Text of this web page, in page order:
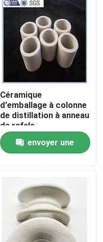
Céramique
d'emballage à colonne
de distillation à anneau
de rafale
envoyer une